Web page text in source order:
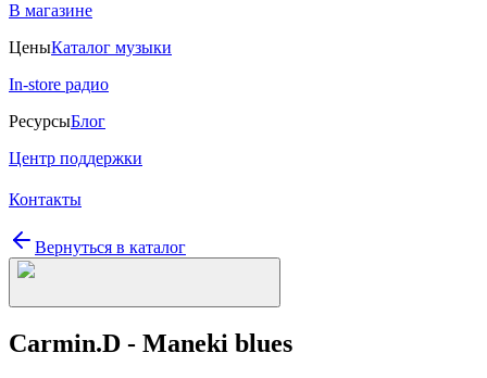
В магазине
ЦеныКаталог музыки
In-store радио
РесурсыБлог
Центр поддержки
Контакты
Вернуться в каталог
Carmin.D - Maneki blues